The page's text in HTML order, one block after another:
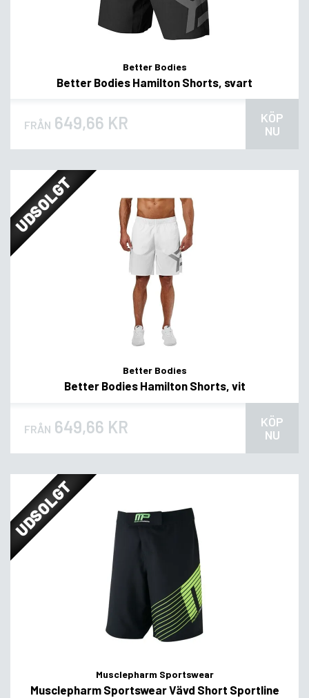
Better Bodies
Better Bodies Hamilton Shorts, svart
FRÅN 649,66 KR
KÖP
NU
UDSOLGT
Better Bodies
Better Bodies Hamilton Shorts, vit
FRÅN 649,66 KR
KÖP
NU
UDSOLGT
Musclepharm Sportswear
Musclepharm Sportswear Vävd Short Sportline